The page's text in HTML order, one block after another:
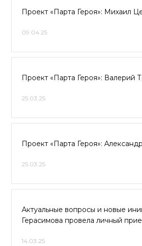
Проект «Парта Героя»: Михаил
09.04.25
Проект «Парта Героя»: Валерий
25.03.25
Проект «Парта Героя»:
25.03.25
Актуальные вопросы и новые
Герасимова провела личный
14.03.25